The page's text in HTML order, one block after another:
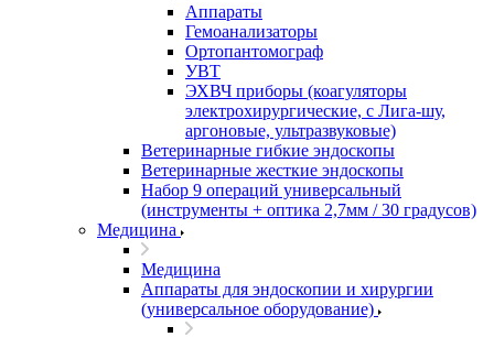
Аппараты
Гемоанализаторы
Ортопантомограф
УВТ
ЭХВЧ приборы (коагуляторы
электрохирургические, с Лига-шу,
аргоновые, ультразвуковые)
Ветеринарные гибкие эндоскопы
Ветеринарные жесткие эндоскопы
Набор 9 операций универсальный
(инструменты + оптика 2,7мм / 30 градусов)
Медицина
Медицина
Аппараты для эндоскопии и хирургии
(универсальное оборудование)